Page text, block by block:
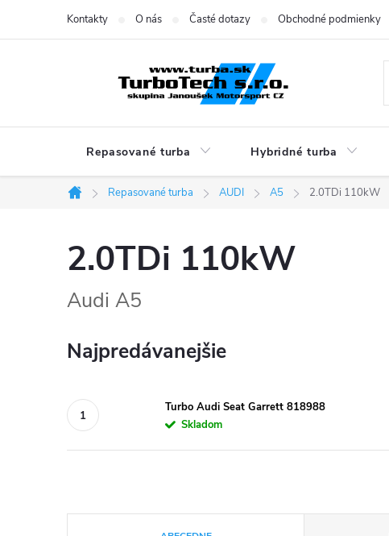
Kontakty O nás Časté dotazy Obchodné podmienky
Repasované turba Hybridné turba
Domov
Repasované turba AUDI A5 2.0TDi 110kW
2.0TDi 110kW
Audi A5
Najpredávanejšie
Turbo Audi Seat Garrett 818988
Skladom